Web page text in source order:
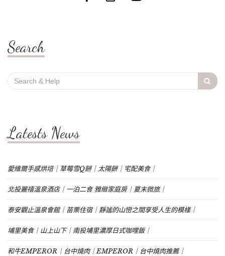
Search
Search
for:
Latests News
愛維爾手感烘培｜草莓雪Q餅｜太陽餅｜宅配美食｜
北投麗禧溫泉酒店｜一泊二食 雅緻家庭房｜夏末微旅｜
泰安觀止溫泉會館｜苗栗住宿｜靜謐的山巒之間享受人生的模樣｜
埔里美食｜山上山下｜南投埔里濃厚日式咖哩飯｜
和牛EMPEROR｜台中燒肉｜EMPEROR｜台中燒肉推薦｜